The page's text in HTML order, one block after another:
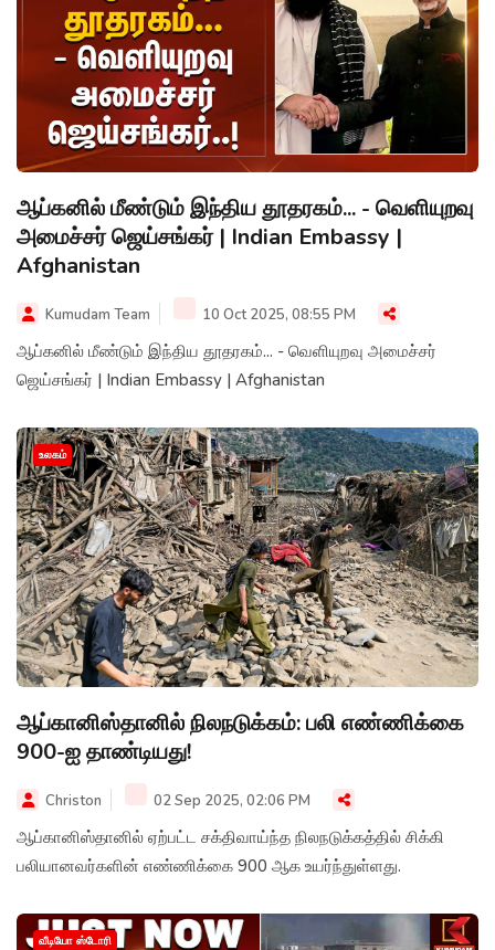
ஆப்கனில் மீண்டும் இந்திய தூதரகம்... - வெளியுறவு
அமைச்சர் ஜெய்சங்கர் | Indian Embassy |
Afghanistan
Kumudam Team 10 Oct 2025, 08:55 PM
ஆப்கனில் மீண்டும் இந்திய தூதரகம்... - வெளியுறவு அமைச்சர்
ஜெய்சங்கர் | Indian Embassy | Afghanistan
உலகம்
ஆப்கானிஸ்தானில் நிலநடுக்கம்: பலி எண்ணிக்கை
900-ஐ தாண்டியது!
Christon 02 Sep 2025, 02:06 PM
ஆப்கானிஸ்தானில் ஏற்பட்ட சக்திவாய்ந்த நிலநடுக்கத்தில் சிக்கி
பலியானவர்களின் எண்ணிக்கை 900 ஆக உயர்ந்துள்ளது.
வீடியோ ஸ்டோரி